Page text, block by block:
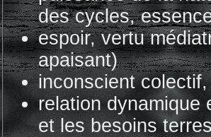
des cycles,
espoir, vertu
apaisant)
inconscient colectif,
relation dynamique
et les besoins